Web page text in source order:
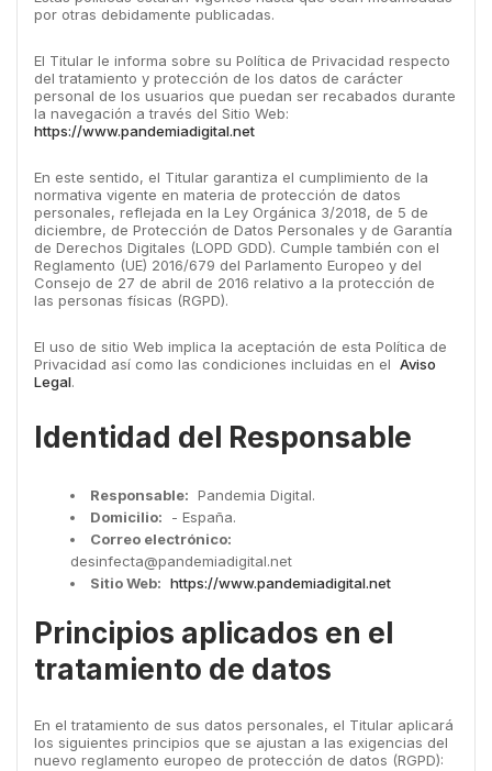
por otras debidamente publicadas.
El Titular le informa sobre su Política de Privacidad respecto
del tratamiento y protección de los datos de carácter
personal de los usuarios que puedan ser recabados durante
la navegación a través del Sitio Web:
https://www.pandemiadigital.net
En este sentido, el Titular garantiza el cumplimiento de la
normativa vigente en materia de protección de datos
personales, reflejada en la Ley Orgánica 3/2018, de 5 de
diciembre, de Protección de Datos Personales y de Garantía
de Derechos Digitales (LOPD GDD). Cumple también con el
Reglamento (UE) 2016/679 del Parlamento Europeo y del
Consejo de 27 de abril de 2016 relativo a la protección de
las personas físicas (RGPD).
El uso de sitio Web implica la aceptación de esta Política de
Privacidad así como las condiciones incluidas en el Aviso
Legal.
Identidad del Responsable
Responsable: Pandemia Digital.
Domicilio: - España.
Correo electrónico:
desinfecta@pandemiadigital.net
Sitio Web: https://www.pandemiadigital.net
Principios aplicados en el
tratamiento de datos
En el tratamiento de sus datos personales, el Titular aplicará
los siguientes principios que se ajustan a las exigencias del
nuevo reglamento europeo de protección de datos (RGPD):